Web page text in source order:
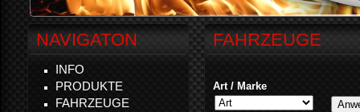
FAHRZEUGE
Art / Marke
NAVIGATON
INFO
PRODUKTE
FAHRZEUGE